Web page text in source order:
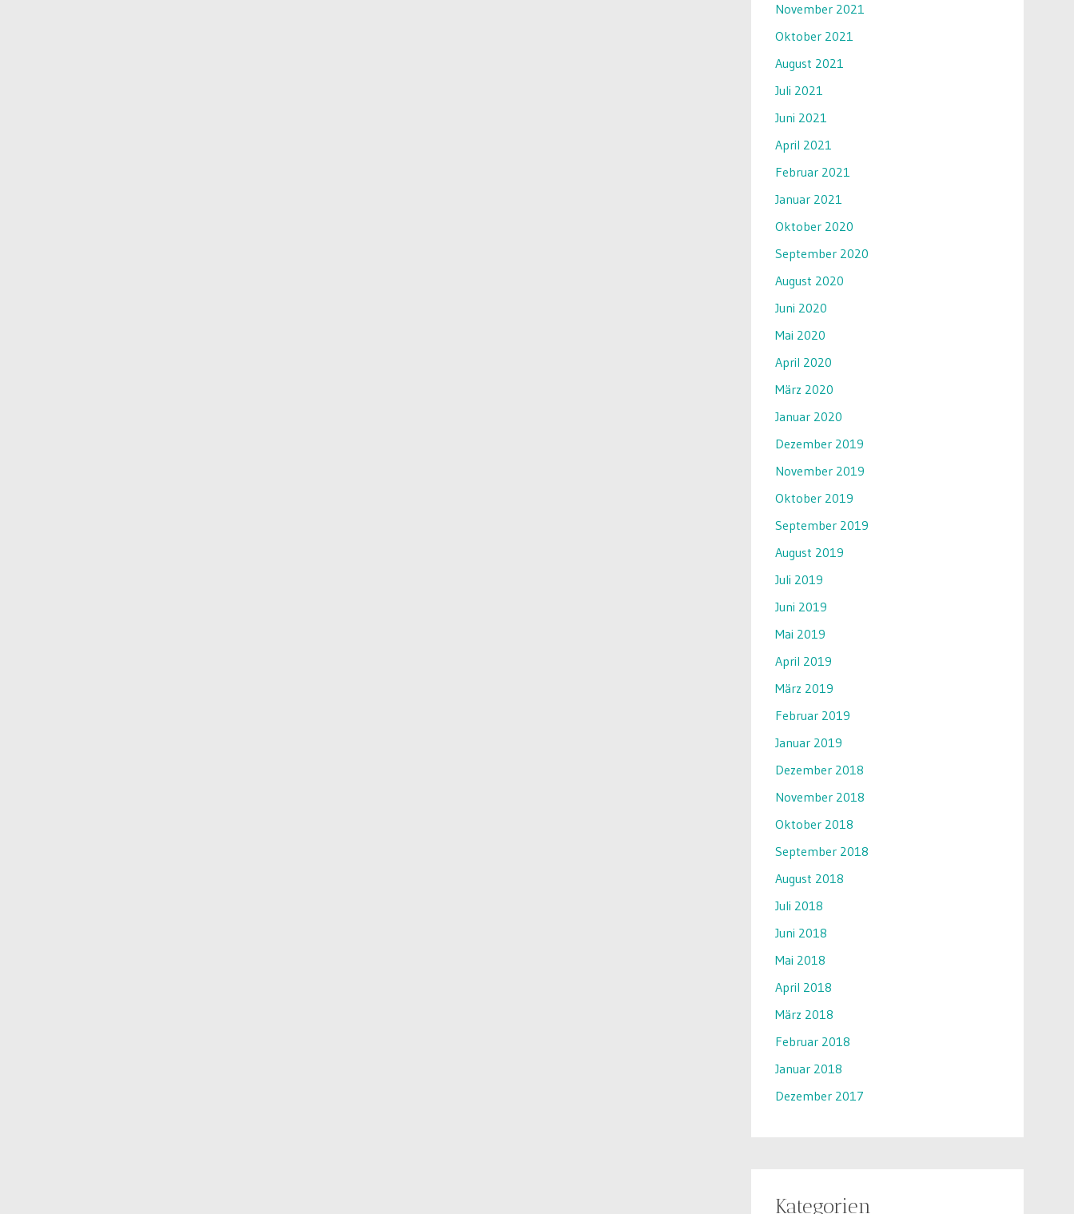
November 2021
Oktober 2021
August 2021
Juli 2021
Juni 2021
April 2021
Februar 2021
Januar 2021
Oktober 2020
September 2020
August 2020
Juni 2020
Mai 2020
April 2020
März 2020
Januar 2020
Dezember 2019
November 2019
Oktober 2019
September 2019
August 2019
Juli 2019
Juni 2019
Mai 2019
April 2019
März 2019
Februar 2019
Januar 2019
Dezember 2018
November 2018
Oktober 2018
September 2018
August 2018
Juli 2018
Juni 2018
Mai 2018
April 2018
März 2018
Februar 2018
Januar 2018
Dezember 2017
Kategorien